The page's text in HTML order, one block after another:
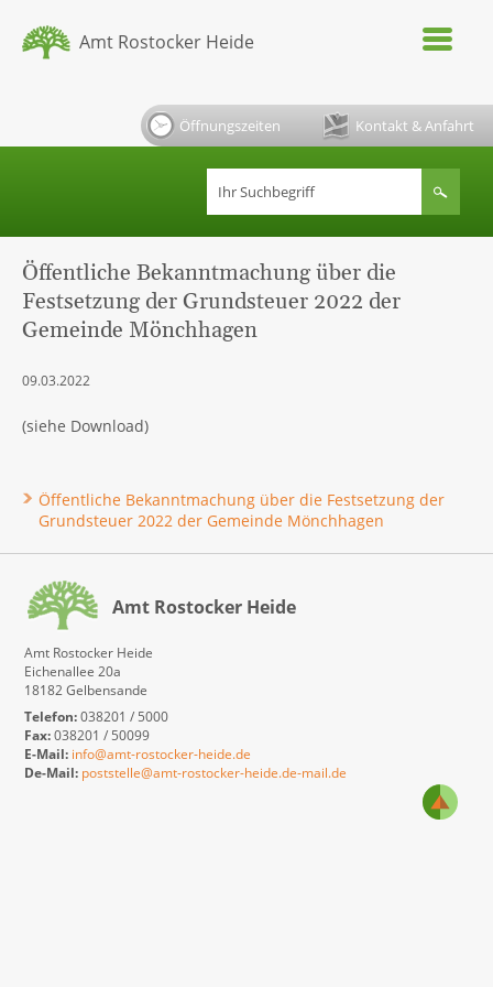
Amt Rostocker Heide
Öffnungszeiten Kontakt & Anfahrt
Öffentliche Bekanntmachung über die
Festsetzung der Grundsteuer 2022 der
Gemeinde Mönchhagen
09.03.2022
(siehe Download)
Öffentliche Bekanntmachung über die Festsetzung der
Grundsteuer 2022 der Gemeinde Mönchhagen
Amt Rostocker Heide
Amt Rostocker Heide
Eichenallee 20a
18182 Gelbensande
Telefon:038201 / 5000
Fax:038201 / 50099
E-Mail: info@amt-rostocker-heide.de
De-Mail: poststelle@amt-rostocker-heide.de-mail.de